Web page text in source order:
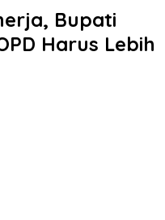
Bupati
Harus Lebih